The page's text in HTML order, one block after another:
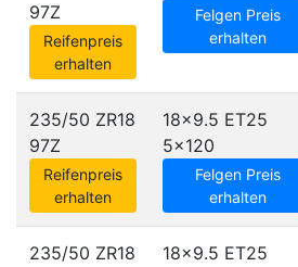
97Z
Reifenpreis
erhalten
Felgen Preis
erhalten
235/50 ZR18
97Z
Reifenpreis
erhalten
18x9.5 ET25
5x120
Felgen Preis
erhalten
235/50 ZR18
18x9.5 ET25